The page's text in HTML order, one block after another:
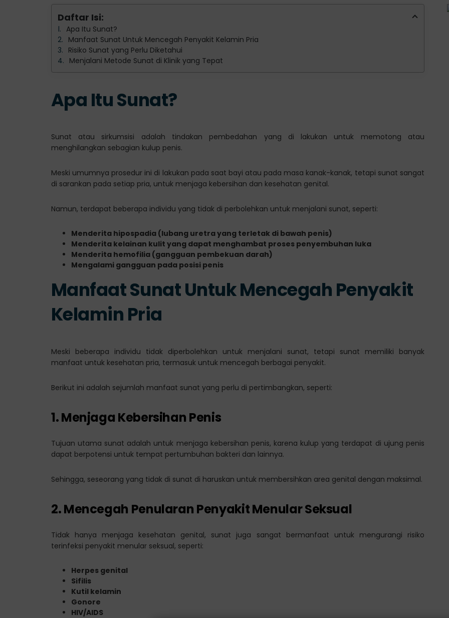
Daftar Isi:
Apa Itu Sunat?
Manfaat Sunat Untuk Mencegah Penyakit Kelamin Pria
Risiko Sunat yang Perlu Diketahui
Menjalani Metode Sunat di Klinik yang Tepat
Apa Itu Sunat?
Sunat atau sirkumsisi adalah tindakan pembedahan yang di lakukan untuk memotong atau
menghilangkan sebagian kulup penis.
Meski umumnya prosedur ini di lakukan pada saat bayi atau pada masa kanak-kanak, tetapi sunat sangat
di sarankan pada setiap pria, untuk menjaga kebersihan dan kesehatan genital.
Namun, terdapat beberapa individu yang tidak di perbolehkan untuk menjalani sunat, seperti:
Menderita hipospadia (lubang uretra yang terletak di bawah penis)
Menderita kelainan kulit yang dapat menghambat proses penyembuhan luka
Menderita hemofilia (gangguan pembekuan darah)
Mengalami gangguan pada posisi penis
Manfaat Sunat Untuk Mencegah Penyakit
Kelamin Pria
Meski beberapa individu tidak diperbolehkan untuk menjalani sunat, tetapi sunat memiliki banyak
manfaat untuk kesehatan pria, termasuk untuk mencegah berbagai penyakit.
Berikut ini adalah sejumlah manfaat sunat yang perlu di pertimbangkan, seperti:
1. Menjaga Kebersihan Penis
Tujuan utama sunat adalah untuk menjaga kebersihan penis, karena kulup yang terdapat di ujung penis
dapat berpotensi untuk tempat pertumbuhan bakteri dan lainnya.
Sehingga, seseorang yang tidak di sunat di haruskan untuk membersihkan area genital dengan maksimal.
2. Mencegah Penularan Penyakit Menular Seksual
Tidak hanya menjaga kesehatan genital, sunat juga sangat bermanfaat untuk mengurangi risiko
terinfeksi penyakit menular seksual, seperti:
Herpes genital
Sifilis
Kutil kelamin
Gonore
HIV/AIDS